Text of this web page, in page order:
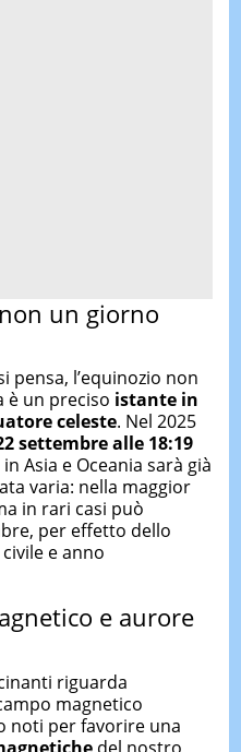
un giorno
pensa, l’equinozio non
è un preciso istante in
celeste. Nel 2025
settembre alle 18:19
Asia e Oceania sarà già
varia: nella maggior
in rari casi può
per effetto dello
e anno
e aurore
riguarda
magnetico
noti per favorire una
del nostro